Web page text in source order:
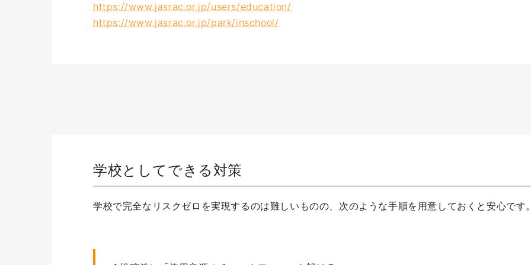
https://www.jasrac.or.jp/users/education/
https://www.jasrac.or.jp/park/inschool/
学校としてできる対策
学校で完全なリスクゼロを実現するのは難しいものの、次のような手順を用意しておくと安心です